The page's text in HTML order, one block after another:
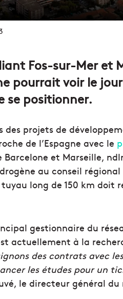
Fos-sur-Mer et
pourrait voir le
se positionner.
projets de
de l’Espagne avec le
Barcelone et Marseille,
au conseil
long de 150 km doit
gestionnaire du
actuellement à la
des contrats avec
les études pour un
le directeur général du